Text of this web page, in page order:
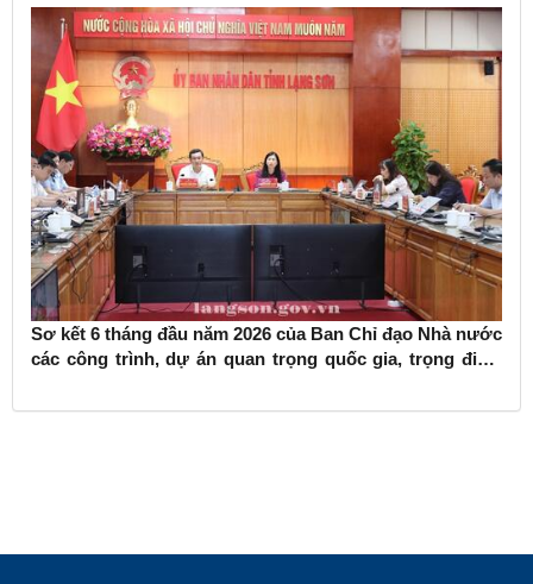
Sơ kết 6 tháng đầu năm 2026 của Ban Chỉ đạo Nhà nước
các công trình, dự án quan trọng quốc gia, trọng điểm